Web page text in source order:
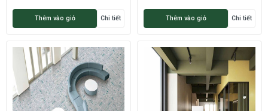
Thêm vào giỏ Chi tiết Thêm vào giỏ Chi tiết